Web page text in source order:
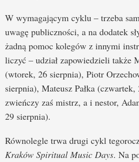
W wymagającym cyklu – trzeba
uwagę publiczności, a na dodatek
żadną pomoc kolegów z innymi
liczyć – udział zapowiedzieli także
(wtorek, 26 sierpnia), Piotr
sierpnia), Mateusz Pałka (czwartek,
zwieńczy zaś mistrz, a i nestor,
29 sierpnia).
Równolegle trwa drugi cykl
Kraków Spiritual Music Days. Na